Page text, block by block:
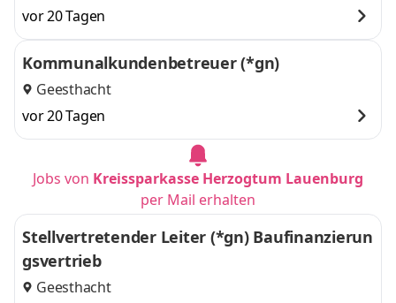
vor 20 Tagen
Kommunalkundenbetreuer (*gn)
Geesthacht
vor 20 Tagen
Jobs von Kreissparkasse Herzogtum Lauenburg
per Mail erhalten
Stellvertretender Leiter (*gn) Baufinanzierun
gsvertrieb
Geesthacht